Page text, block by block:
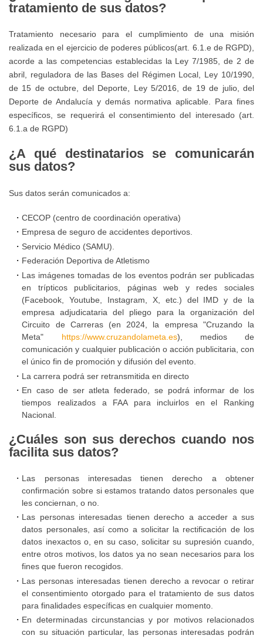
prevención,
y
actuación
frente
al
acoso
y
sexual
a
Seguro
de
accidentes
Protección
de
datos
tratamiento de sus datos?
Tratamiento necesario para el cumplimiento de una misión
realizada en el ejercicio de poderes públicos(art. 6.1.e de RGPD),
acorde a las competencias establecidas la Ley 7/1985, de 2 de
abril, reguladora de las Bases del Régimen Local, Ley 10/1990,
de 15 de octubre, del Deporte, Ley 5/2016, de 19 de julio, del
Deporte de Andalucía y demás normativa aplicable. Para fines
específicos, se requerirá el consentimiento del interesado (art.
6.1.a de RGPD)
¿A qué destinatarios se comunicarán
sus datos?
Sus datos serán comunicados a:
CECOP (centro de coordinación operativa)
Empresa de seguro de accidentes deportivos.
Servicio Médico (SAMU).
Federación Deportiva de Atletismo
Las imágenes tomadas de los eventos podrán ser publicadas
en trípticos publicitarios, páginas web y redes sociales
(Facebook, Youtube, Instagram, X, etc.) del IMD y de la
empresa adjudicataria del pliego para la organización del
Circuito de Carreras (en 2024, la empresa "Cruzando la
Meta" https://www.cruzandolameta.es), medios de
comunicación y cualquier publicación o acción publicitaria, con
el único fin de promoción y difusión del evento.
La carrera podrá ser retransmitida en directo
En caso de ser atleta federado, se podrá informar de los
tiempos realizados a FAA para incluirlos en el Ranking
Nacional.
¿Cuáles son sus derechos cuando nos
facilita sus datos?
Las personas interesadas tienen derecho a obtener
confirmación sobre si estamos tratando datos personales que
les conciernan, o no.
Las personas interesadas tienen derecho a acceder a sus
datos personales, así como a solicitar la rectificación de los
datos inexactos o, en su caso, solicitar su supresión cuando,
entre otros motivos, los datos ya no sean necesarios para los
fines que fueron recogidos.
Las personas interesadas tienen derecho a revocar o retirar
el consentimiento otorgado para el tratamiento de sus datos
para finalidades específicas en cualquier momento.
En determinadas circunstancias y por motivos relacionados
con su situación particular, las personas interesadas podrán